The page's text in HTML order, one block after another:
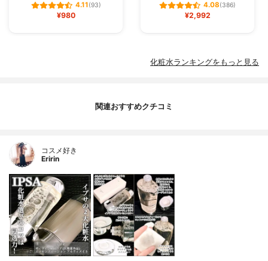
4.11(93)
¥980
4.08(386)
¥2,992
化粧水ランキングをもっと見る
関連おすすめクチコミ
コスメ好き
Eririn